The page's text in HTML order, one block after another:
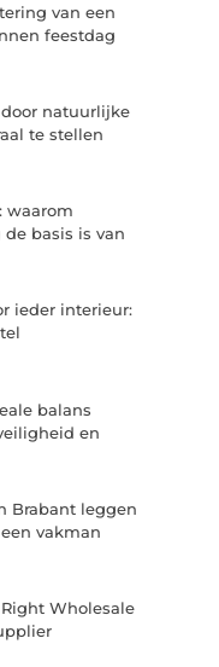
van een
feestdag
natuurlijke
te stellen
waarom
basis is van
ieder interieur:
balans
en
Brabant leggen
vakman
Wholesale